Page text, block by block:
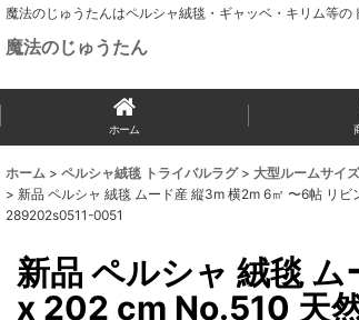
魔法のじゅうたんはペルシャ絨毯・ギャッベ・キリム等
魔法のじゅうたん
ホーム
ホーム > ペルシャ絨毯 トライバルラグ > 大型ルームサイ
> 新品 ペルシャ 絨毯 ムード産 縦3m 横2m 6㎡ 〜6帖 リ
289202s0511-0051
新品 ペルシャ 絨毯
x 202 cm No.510 天